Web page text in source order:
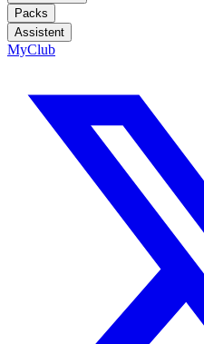
Packs
Assistent
MyClub